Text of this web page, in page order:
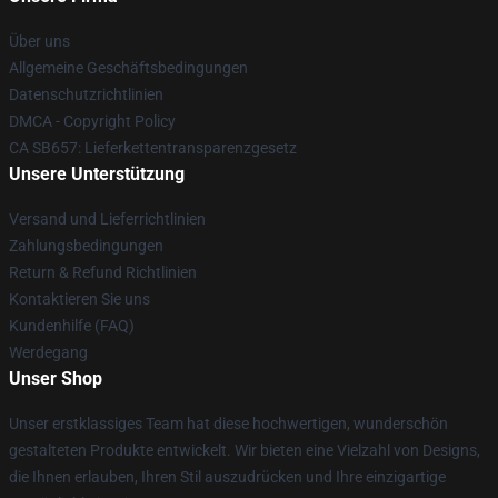
Über uns
Allgemeine Geschäftsbedingungen
Datenschutzrichtlinien
DMCA - Copyright Policy
CA SB657: Lieferkettentransparenzgesetz
Unsere Unterstützung
Versand und Lieferrichtlinien
Zahlungsbedingungen
Return & Refund Richtlinien
Kontaktieren Sie uns
Kundenhilfe (FAQ)
Werdegang
Unser Shop
Unser erstklassiges Team hat diese hochwertigen, wunderschön
gestalteten Produkte entwickelt. Wir bieten eine Vielzahl von Designs,
die Ihnen erlauben, Ihren Stil auszudrücken und Ihre einzigartige